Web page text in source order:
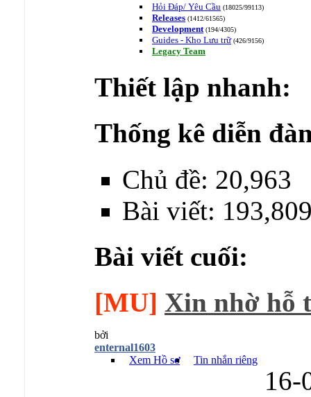
Hỏi Đáp/ Yêu Cầu (18025/99113)
Releases (1412/61565)
Development (194/4305)
Guides - Kho Lưu trữ(426/9156)
Legacy Team
Thiết lập nhanh:
Thống kê diễn
Chủ đề: 20,963
Bài viết:
Bài viết cuối:
[MU] Xin nhờ hỗ
bởi
enternal1603
Xem Hồ sơ
Tin nhắn riêng